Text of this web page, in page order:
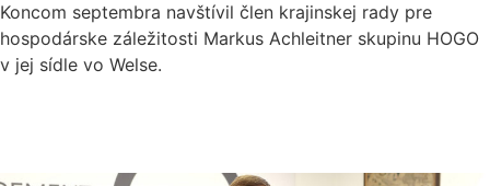
Koncom septembra navštívil člen krajinskej rady pre
hospodárske záležitosti Markus Achleitner skupinu HOGO
v jej sídle vo Welse.